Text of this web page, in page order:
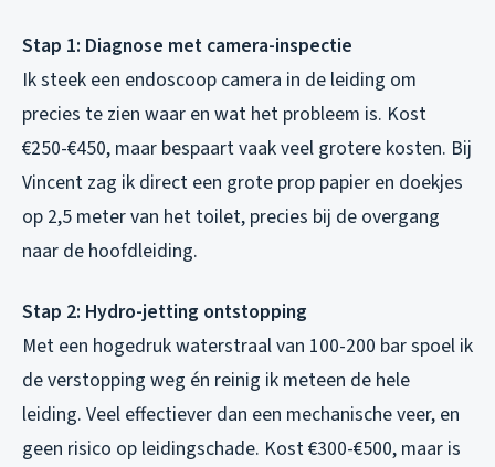
Stap 1: Diagnose met camera-inspectie
Ik steek een endoscoop camera in de leiding om
precies te zien waar en wat het probleem is. Kost
€250-€450, maar bespaart vaak veel grotere kosten. Bij
Vincent zag ik direct een grote prop papier en doekjes
op 2,5 meter van het toilet, precies bij de overgang
naar de hoofdleiding.
Stap 2: Hydro-jetting ontstopping
Met een hogedruk waterstraal van 100-200 bar spoel ik
de verstopping weg én reinig ik meteen de hele
leiding. Veel effectiever dan een mechanische veer, en
geen risico op leidingschade. Kost €300-€500, maar is